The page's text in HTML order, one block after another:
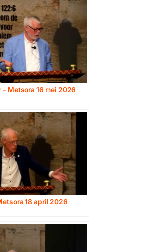
– Metsora 16 mei 2026
18 april 2026